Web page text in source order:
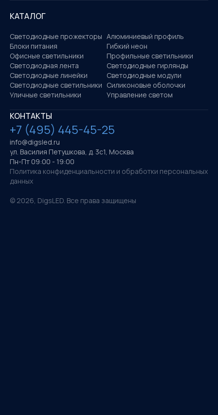
КАТАЛОГ
Светодиодные прожекторы Алюминиевый профиль
Блоки питания
Гибкий неон
Офисные светильники
Профильные светильники
Светодиодная лента
Светодиодные гирлянды
Светодиодные линейки
Светодиодные модули
Светодиодные светильники Силиконовые оболочки
Уличные светильники
Управление светом
КОНТАКТЫ
+7 (495) 445-45-25
info@digsled.ru
ул. Василия Петушкова, д. 3с1, Москва
Пн-Пт 09:00 - 19:00
Политика конфиденциальности и обработки персональных
данных
© 2026 , DigsLED. Все права защищены